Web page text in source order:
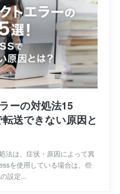
ーの対処法15
送できない原因と
法は、症状・原因によって異
を使用している場合は、些
設定...